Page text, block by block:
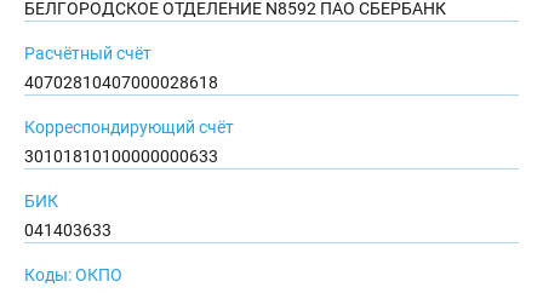
БЕЛГОРОДСКОЕ ОТДЕЛЕНИЕ N8592 ПАО СБЕРБАНК
Расчётный счёт
40702810407000028618
Корреспондирующий счёт
30101810100000000633
БИК
041403633
Коды: ОКПО